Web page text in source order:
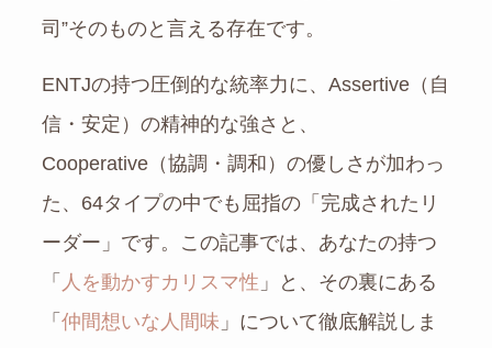
司”そのものと言える存在です。
ENTJの持つ圧倒的な統率力に、Assertive（自
信・安定）の精神的な強さと、
Cooperative（協調・調和）の優しさが加わっ
た、64タイプの中でも屈指の「完成されたリ
ーダー」です。この記事では、あなたの持つ
「 人を動かすカリスマ性 」と、その裏にある
「 仲間想いな人間味 」について徹底解説しま